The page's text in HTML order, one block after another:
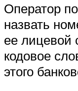
Оператор
назвать
ее лицевой
кодовое
этого